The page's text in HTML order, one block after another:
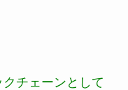
チェーンとして